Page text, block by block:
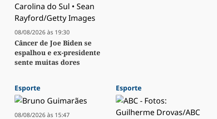
08/08/2026 às 19:30
Câncer de Joe Biden se
espalhou e ex-presidente
sente muitas dores
Esporte
08/08/2026 às 15:47
Esporte